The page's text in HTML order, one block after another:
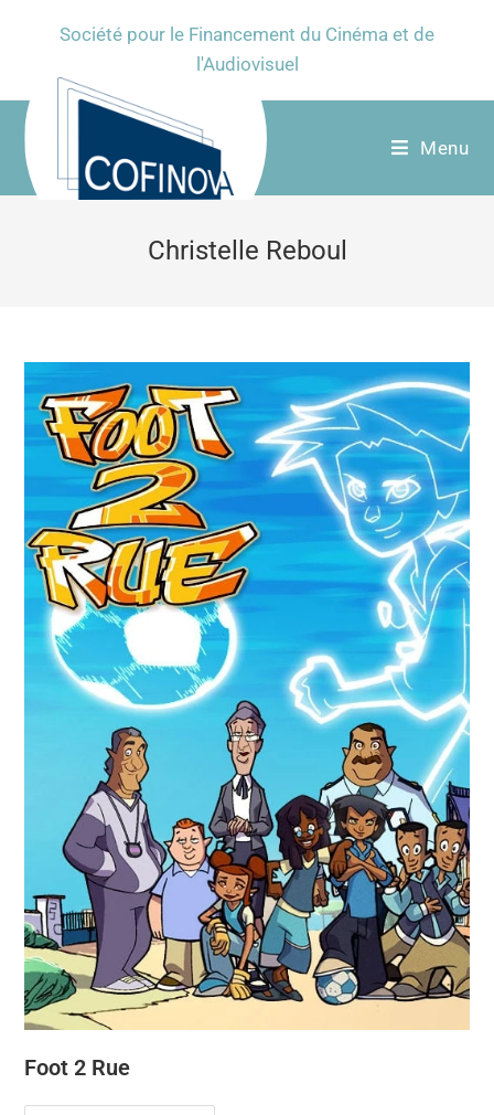
Société pour le Financement du Cinéma et de
l'Audiovisuel
Menu
Christelle Reboul
Foot 2 Rue